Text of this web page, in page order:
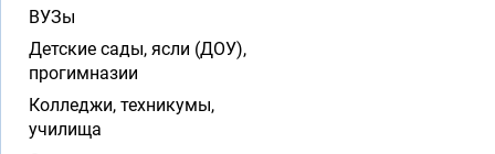
ВУЗы
Детские сады, ясли (ДОУ),
прогимназии
Колледжи, техникумы,
училища